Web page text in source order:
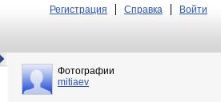
Регистрация Справка Войти
Фотографии
mitiaev